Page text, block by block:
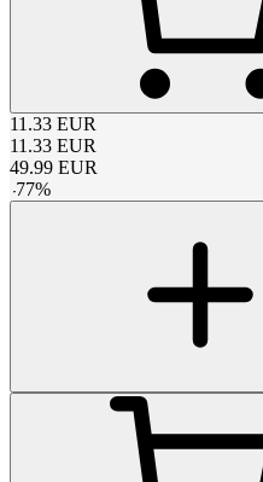
11.33 EUR
11.33 EUR
49.99 EUR
-77%